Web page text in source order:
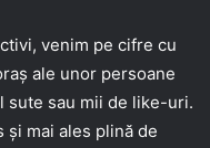
venim pe cifre cu
ale unor persoane
sute sau mii de like-uri.
și mai ales plină de